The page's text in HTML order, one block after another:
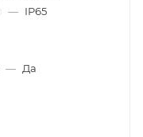
— IP65
— Да